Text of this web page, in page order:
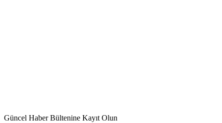
Güncel Haber Bültenine Kayıt Olun